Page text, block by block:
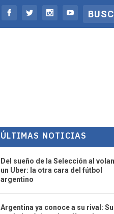
ÚLTIMAS NOTICIAS
Del sueño de la Selección al
un Uber: la otra cara del fútbol
argentino
Argentina ya conoce a su rival: